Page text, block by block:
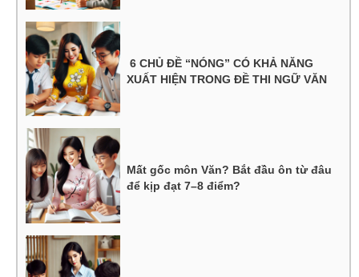
6 CHỦ ĐỀ “NÓNG” CÓ KHẢ NĂNG
XUẤT HIỆN TRONG ĐỀ THI NGỮ VĂN
Mất gốc môn Văn? Bắt đầu ôn từ đâu
để kịp đạt 7–8 điểm?